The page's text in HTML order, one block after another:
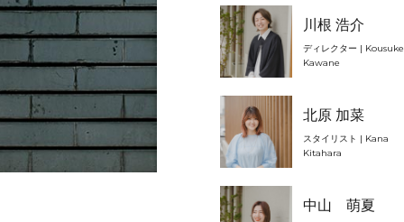
川根 浩介
ディレクター | Kousuke
Kawane
北原 加菜
スタイリスト | Kana
Kitahara
中山 萌夏